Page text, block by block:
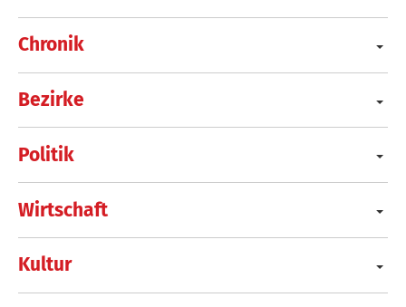
Chronik
Bezirke
Politik
Wirtschaft
Kultur